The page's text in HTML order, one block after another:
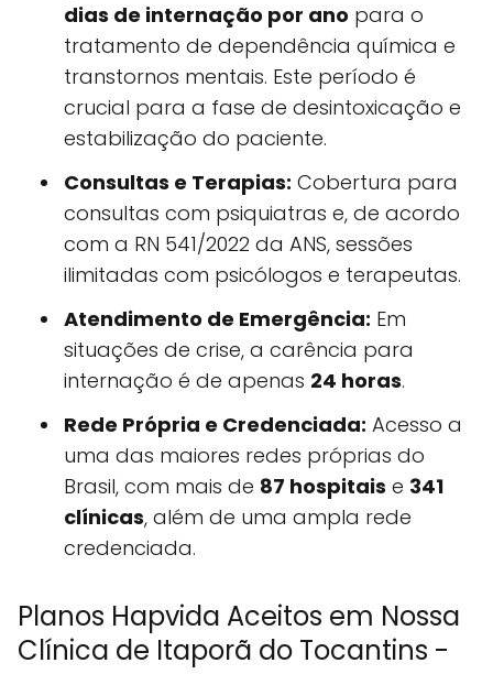
dias de internação por ano para o
tratamento de dependência química e
transtornos mentais. Este período é
crucial para a fase de desintoxicação e
estabilização do paciente.
Consultas e Terapias: Cobertura para
consultas com psiquiatras e, de acordo
com a RN 541/2022 da ANS, sessões
ilimitadas com psicólogos e terapeutas.
Atendimento de Emergência: Em
situações de crise, a carência para
internação é de apenas 24 horas.
Rede Própria e Credenciada: Acesso a
uma das maiores redes próprias do
Brasil, com mais de 87 hospitais e 341
clínicas, além de uma ampla rede
credenciada.
Planos Hapvida Aceitos em Nossa
Clínica de Itaporã do Tocantins -